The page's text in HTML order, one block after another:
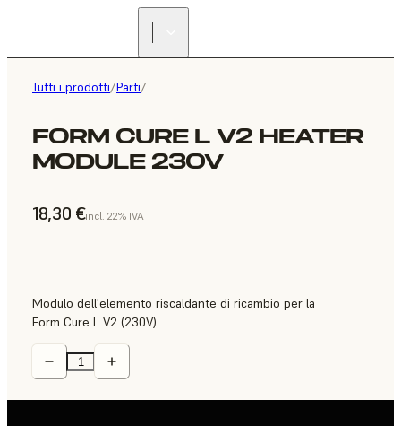
Tutti i prodotti/Parti/
FORM CURE L V2 HEATER
MODULE 230V
18,30 €incl. 22% IVA
Modulo dell'elemento riscaldante di ricambio per la
Form Cure L V2 (230V)